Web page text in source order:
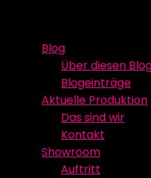
contentBlog
Über diesen
Blogeinträge
Aktuelle Produktion
Das sind wir
Kontakt
Showroom
Auftritt